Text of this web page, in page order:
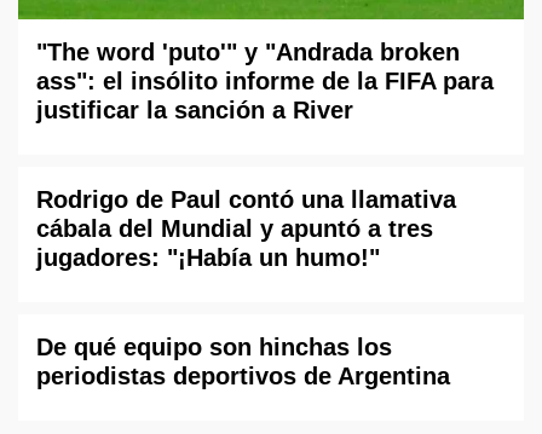
"The word 'puto'" y "Andrada broken
ass": el insólito informe de la FIFA para
justificar la sanción a River
Rodrigo de Paul contó una llamativa
cábala del Mundial y apuntó a tres
jugadores: "¡Había un humo!"
De qué equipo son hinchas los
periodistas deportivos de Argentina